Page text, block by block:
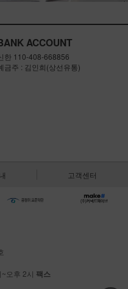
ACCOUNT
한 110-408-668856
금주 : 김인희(상선유통)
고객센터
오후 2시 팩스